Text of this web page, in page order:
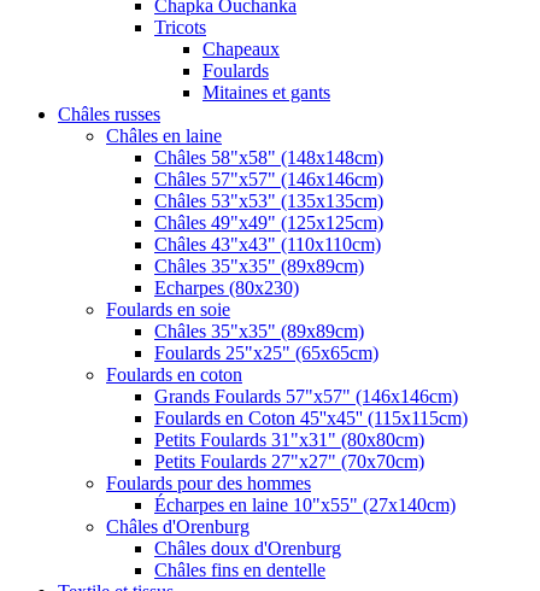
Chapka Ouchanka
Tricots
Chapeaux
Foulards
Mitaines et gants
Châles russes
Châles en laine
Châles 58"x58" (148x148cm)
Châles 57"x57" (146x146cm)
Châles 53"x53" (135x135cm)
Châles 49"x49" (125x125cm)
Châles 43"x43" (110x110cm)
Châles 35"x35" (89x89cm)
Echarpes (80х230)
Foulards en soie
Châles 35"x35" (89x89cm)
Foulards 25"x25" (65x65cm)
Foulards en coton
Grands Foulards 57"x57" (146x146cm)
Foulards en Coton 45''x45'' (115x115cm)
Petits Foulards 31"x31" (80x80cm)
Petits Foulards 27"x27" (70x70cm)
Foulards pour des hommes
Écharpes en laine 10"x55" (27x140cm)
Châles d'Orenburg
Châles doux d'Orenburg
Châles fins en dentelle